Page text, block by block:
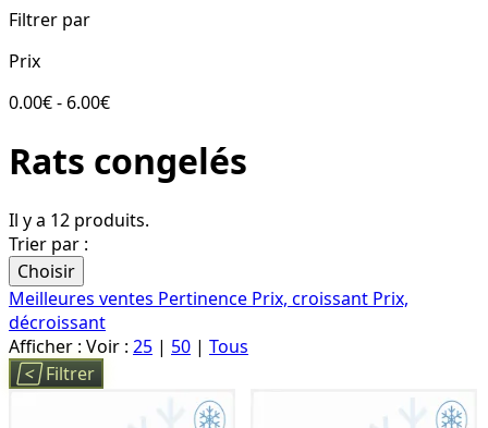
Filtrer par
Prix
0.00€ - 6.00€
Rats congelés
Il y a 12 produits.
Trier par :
Choisir
Meilleures ventes Pertinence Prix, croissant Prix,
décroissant
Afficher : Voir : 25 | 50 | Tous
 Filtrer